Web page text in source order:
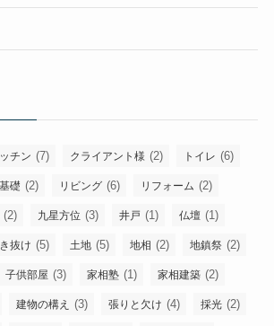
チン (7) クライアント様 (2) トイレ (6)
礎 (2) リビング (6) リフォーム (2)
(2) 九星方位 (3) 井戸 (1) 仏壇 (1)
抜け (5) 土地 (5) 地相 (2) 地鎮祭 (2)
子供部屋 (3) 家相塾 (1) 家相建築 (2)
建物の構え (3) 張りと欠け (4) 採光 (2)